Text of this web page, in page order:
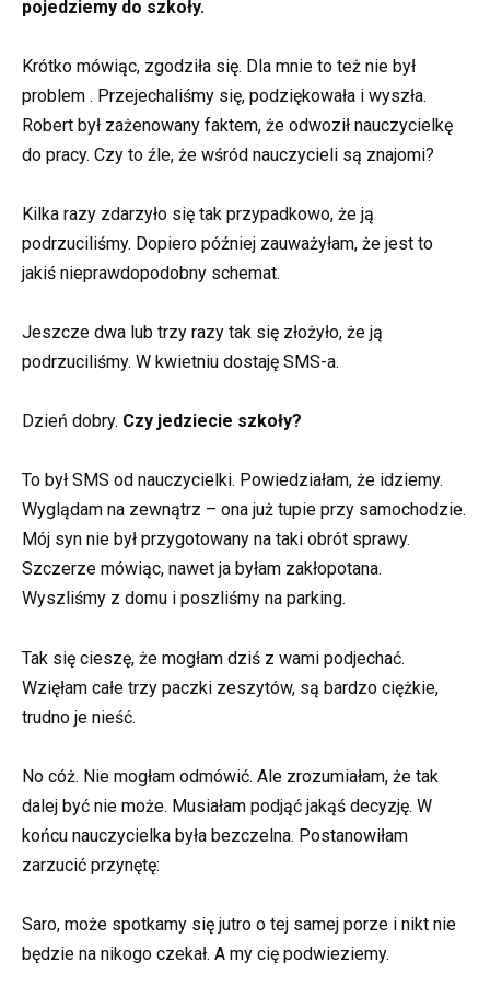
pojedziemy do szkoły.
Krótko mówiąc, zgodziła się. Dla mnie to też nie był
problem . Przejechaliśmy się, podziękowała i wyszła.
Robert był zażenowany faktem, że odwoził nauczycielkę
do pracy. Czy to źle, że wśród nauczycieli są znajomi?
Kilka razy zdarzyło się tak przypadkowo, że ją
podrzuciliśmy. Dopiero później zauważyłam, że jest to
jakiś nieprawdopodobny schemat.
Jeszcze dwa lub trzy razy tak się złożyło, że ją
podrzuciliśmy. W kwietniu dostaję SMS-a.
Dzień dobry. Czy jedziecie szkoły?
To był SMS od nauczycielki. Powiedziałam, że idziemy.
Wyglądam na zewnątrz – ona już tupie przy samochodzie.
Mój syn nie był przygotowany na taki obrót sprawy.
Szczerze mówiąc, nawet ja byłam zakłopotana.
Wyszliśmy z domu i poszliśmy na parking.
Tak się cieszę, że mogłam dziś z wami podjechać.
Wzięłam całe trzy paczki zeszytów, są bardzo ciężkie,
trudno je nieść.
No cóż. Nie mogłam odmówić. Ale zrozumiałam, że tak
dalej być nie może. Musiałam podjąć jakąś decyzję. W
końcu nauczycielka była bezczelna. Postanowiłam
zarzucić przynętę:
Saro, może spotkamy się jutro o tej samej porze i nikt nie
będzie na nikogo czekał. A my cię podwieziemy.